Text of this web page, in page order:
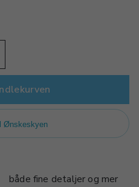
Ønskeskyen
både fine detaljer og mer